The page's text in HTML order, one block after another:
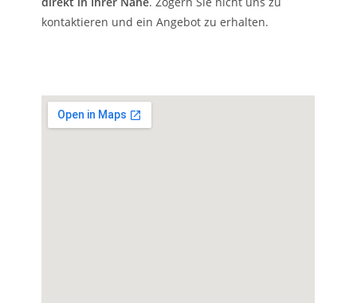
kontaktieren und ein Angebot zu erhalten.